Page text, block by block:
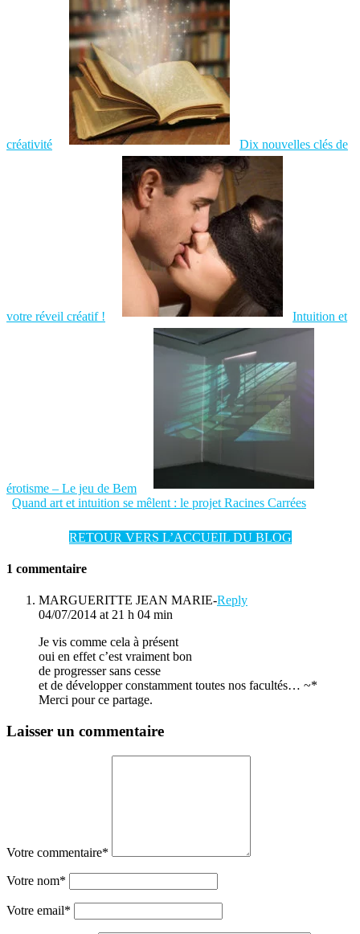
créativité Dix nouvelles clés de
votre réveil créatif ! Intuition et
érotisme – Le jeu de Bem
Quand art et intuition se mêlent : le projet Racines Carrées
RETOUR VERS L’ACCUEIL DU BLOG
1 commentaire
MARGUERITTE JEAN MARIE-Reply
04/07/2014 at 21 h 04 min
Je vis comme cela à présent
oui en effet c’est vraiment bon
de progresser sans cesse
et de développer constamment toutes nos facultés… ~*
Merci pour ce partage.
Laisser un commentaire
Votre commentaire*
Votre nom*
Votre email*